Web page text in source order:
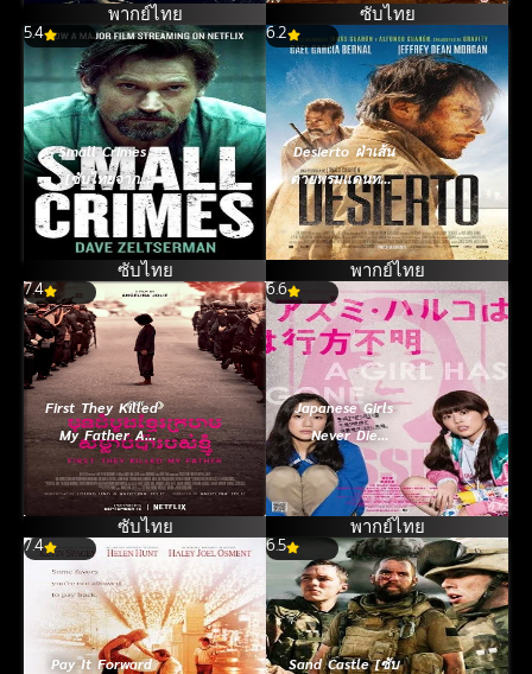
พากย์ไทย ซับไทย
5.4
Small Crimes
[ซับไทยจาก
Netflix] (2017)
ซับไทย
6.2
Desierto ฝ่าเส้น
ตายพรมแดนทมิฬ
(2015)
พากย์ไทย
7.4
First They Killed
My Father A
Daughter of
Cambodia
Remembers เมื่อ
พ่อของฉันถูกฆ่า
[ซับไทย] (2017)
ซับไทย
6.6
Japanese Girls
Never Die
[Azumi Haruko
wa yukue fumei]
โมเอะไม่เคยตาย
(2017)
พากย์ไทย
7.4
Pay It Forward
6.5
Sand Castle [ซับ